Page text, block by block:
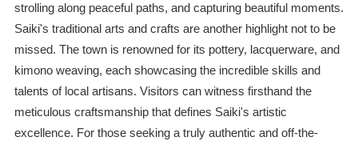
strolling along peaceful paths, and capturing beautiful moments.
Saiki's traditional arts and crafts are another highlight not to be
missed. The town is renowned for its pottery, lacquerware, and
kimono weaving, each showcasing the incredible skills and
talents of local artisans. Visitors can witness firsthand the
meticulous craftsmanship that defines Saiki's artistic
excellence. For those seeking a truly authentic and off-the-